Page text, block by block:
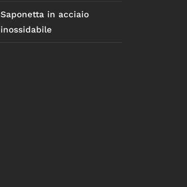
Saponetta in acciaio
inossidabile